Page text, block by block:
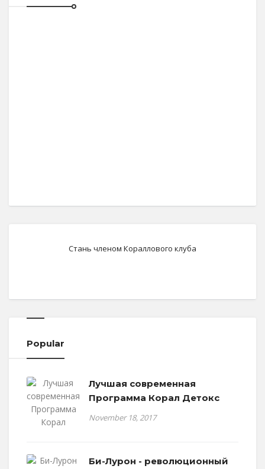
Стань членом Кораллового клуба
Popular
Лучшая современная
Программа Корал Детокс
November 18, 2017
Би-Лурон - революционный